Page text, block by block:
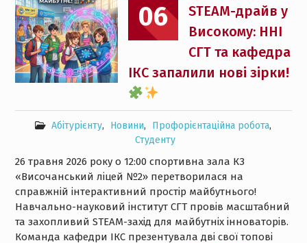
06
STEAM-драйв у
Високому: ННІ
СГТ та кафедра
ІКС запалили нові зірки!
Абітурієнту, Новини, Профорієнтаційна робота,
Студенту
26 травня 2026 року о 12:00 спортивна зала КЗ
«Височанський ліцей №2» перетворилася на
справжній інтерактивний простір майбутнього!
Навчально-науковий інститут СГТ провів масштабний
та захопливий STEAM-захід для майбутніх інноваторів.
Команда кафедри ІКС презентувала дві свої топові